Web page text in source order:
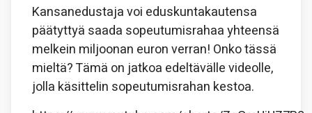
Kansanedustaja voi eduskuntakautensa
päätyttyä saada sopeutumisrahaa yhteensä
melkein miljoonan euron verran! Onko tässä
mieltä? Tämä on jatkoa edeltävälle videolle,
jolla käsittelin sopeutumisrahan kestoa.